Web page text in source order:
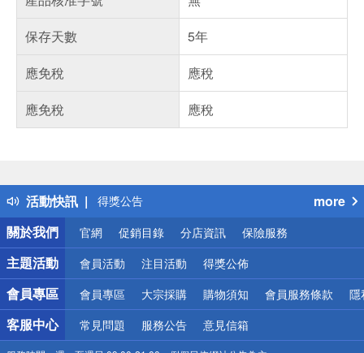
保存天數
5年
應免稅
應稅
應免稅
應稅
活動快訊
得獎公告
熱門話題
銀行優惠
偏遠地區配送
詐騙網頁！請小心！
more
關於我們
官網 促銷目錄 分店資訊 保險服務
主題活動 會員活動 注目活動 得獎公佈
會員專區 會員專區 大宗採購 購物須知 會員服務條款 隱
客服中心 常見問題 服務公告 意見信箱